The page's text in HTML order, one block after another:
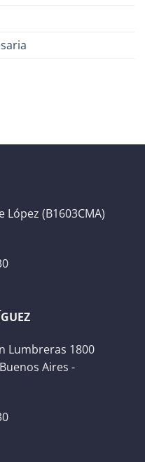
López (B1603CMA)
Lumbreras 1800
Aires -